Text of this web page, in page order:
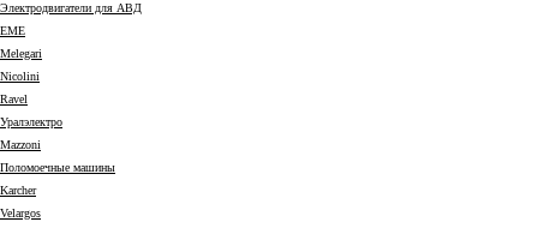
Электродвигатели для АВД
EME
Melegari
Nicolini
Ravel
Уралэлектро
Mazzoni
Поломоечные машины
Karcher
Velargos